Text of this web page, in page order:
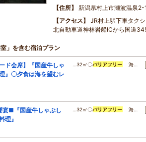
住所
新潟県村上市瀬波温泉
アクセス
JR村上駅下車タク
北自動車道神林岩船ICから国道
室」を含む宿泊プラン
ド会席】『国産牛しゃ
』〇夕食は海を望むレ
…32㎡〇バリアフリー 海…
宴■『国産牛しゃぶし
理』
…32㎡〇バリアフリー 海…